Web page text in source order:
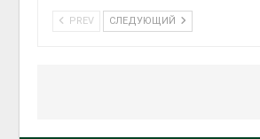
PREV СЛЕДУЮЩИЙ